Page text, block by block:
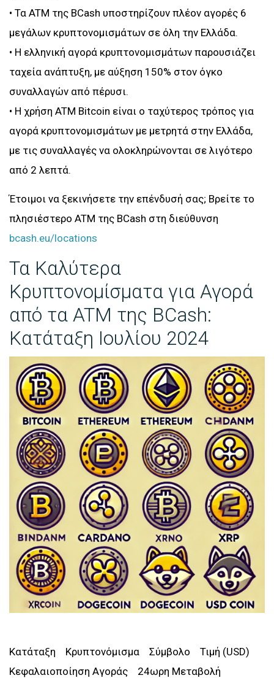
• Τα ATM της BCash υποστηρίζουν πλέον αγορές 6
μεγάλων κρυπτονομισμάτων σε όλη την Ελλάδα.
• Η ελληνική αγορά κρυπτονομισμάτων παρουσιάζει
ταχεία ανάπτυξη, με αύξηση 150% στον όγκο
συναλλαγών από πέρυσι.
• Η χρήση ATM Bitcoin είναι ο ταχύτερος τρόπος για
αγορά κρυπτονομισμάτων με μετρητά στην Ελλάδα,
με τις συναλλαγές να ολοκληρώνονται σε λιγότερο
από 2 λεπτά.
Έτοιμοι να ξεκινήσετε την επένδυσή σας; Βρείτε το
πλησιέστερο ATM της BCash στη διεύθυνση
bcash.eu/locations
Τα Καλύτερα
Κρυπτονομίσματα για Αγορά
από τα ATM της BCash:
Κατάταξη Ιουλίου 2024
Κατάταξη Κρυπτονόμισμα Σύμβολο Τιμή (USD)
Κεφαλαιοποίηση Αγοράς 24ωρη Μεταβολή